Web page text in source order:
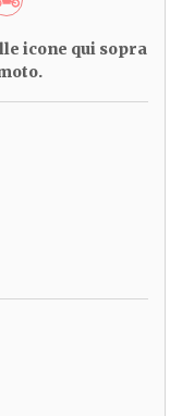
icone qui sopra